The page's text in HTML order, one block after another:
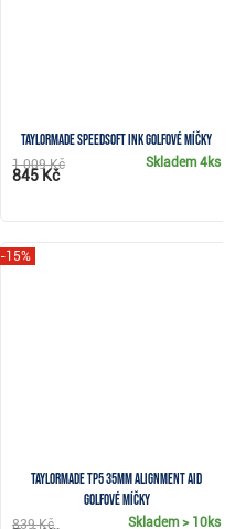
TaylorMade SpeedSoft Ink golfové míčky
Skladem4ks
1 009 Kč
845 Kč
TaylorMade TP5 35mm Alignment aid
golfové míčky
-15%
Skladem> 10ks
839 Kč